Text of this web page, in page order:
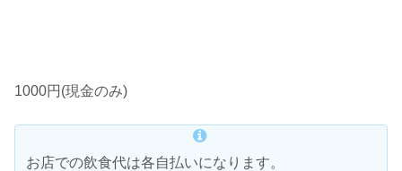
1000円(現金のみ)
お店での飲食代は各自払いになります。